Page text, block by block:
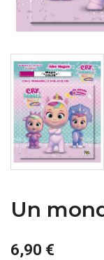
Un
6,90 €